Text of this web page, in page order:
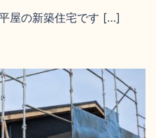
屋の新築住宅です […]